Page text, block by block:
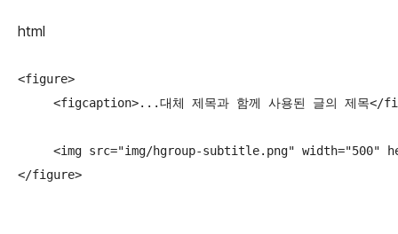
html
<figure>
<figcaption>...대체 제목과 함께 사용된 글의 제목</
<img src="img/hgroup-subtitle.png" width="500"
</figure>